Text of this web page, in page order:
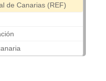
de Canarias (REF)